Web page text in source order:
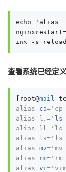
echo 'alias
inx -s
查看系统已经定
[root@mail
alias cp
alias l.=' ls
alias ll='ls
alias ls='ls
alias mv
alias
rm
alias vi